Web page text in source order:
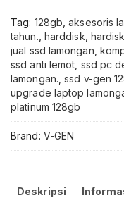
Tag: 128gb ,aksesoris
tahun. harddisk
jual ssd lamongan
ssd anti lemot ssd pc
lamongan. ,ssd v-gen
upgrade laptop
platinum 128gb
Brand: V-GEN
Deskripsi